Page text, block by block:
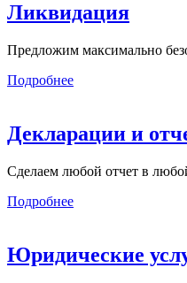
Ликвидация
Предложим максимально
Подробнее
Декларации и
Сделаем любой отчет в
Подробнее
Юридические